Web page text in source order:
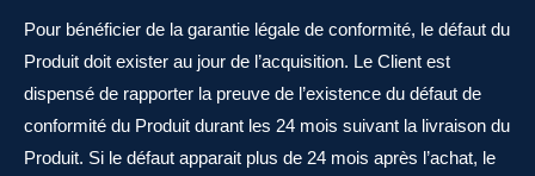
Pour bénéficier de la garantie légale de conformité, le défaut du
Produit doit exister au jour de l’acquisition. Le Client est
dispensé de rapporter la preuve de l’existence du défaut de
conformité du Produit durant les 24 mois suivant la livraison du
Produit. Si le défaut apparait plus de 24 mois après l’achat, le